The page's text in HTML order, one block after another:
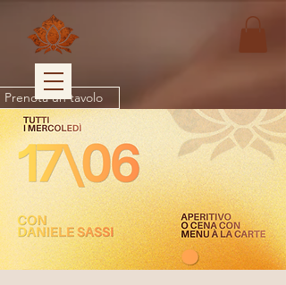
Prenota un tavolo